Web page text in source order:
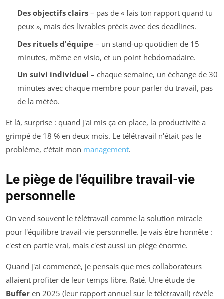
Des objectifs clairs– pas de « fais ton rapport quand tu
peux », mais des livrables précis avec des deadlines.
Des rituels d'équipe– un stand-up quotidien de 15
minutes, même en visio, et un point hebdomadaire.
Un suivi individuel – chaque semaine, un échange de 30
minutes avec chaque membre pour parler du travail, pas
de la météo.
Et là, surprise : quand j'ai mis ça en place, la productivité a
grimpé de 18 % en deux mois. Le télétravail n'était pas le
problème, c'était mon management.
Le piège de l'équilibre travail-vie
personnelle
On vend souvent le télétravail comme la solution miracle
pour l'équilibre travail-vie personnelle. Je vais être honnête :
c'est en partie vrai, mais c'est aussi un piège énorme.
Quand j'ai commencé, je pensais que mes collaborateurs
allaient profiter de leur temps libre. Raté. Une étude de
Buffer en 2025 (leur rapport annuel sur le télétravail) révèle